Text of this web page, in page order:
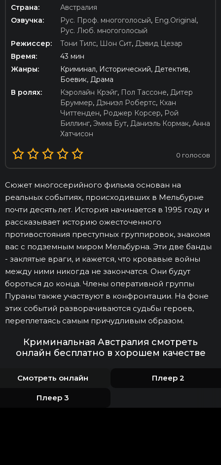
Страна:
Австралия
Озвучка:
Рус. Проф. многоголосый, Eng.Original ,
Рус. Люб. многоголосый
Режиссер:
Тони Тилс, Шон Сит, Дэвид Цезар
Время:
43 мин
Жанры:
Криминал, Исторический, Детектив,
Боевик, Драма
В ролях:
Кэролайн Крэйг, Пол Тассоне, Дитер
Бруммер, Дэниэл Робертс, Кхан
Читтенден, Роджер Корсер, Рой
Биллинг, Эмма Бут, Даниэль Кормак, Анна
Хатчисон
0 голосов
Сюжет многосерийного фильма основан на
реальных событиях, происходивших в Мельбурне
почти десять лет. История начинается в 1995 году и
рассказывает историю ожесточенного
противостояния преступных группировок, знакомя
вас с подземным миром Мельбурна. Эти две банды
- заклятые враги, и кажется, что кровавые войны
между ними никогда не закончатся. Они будут
бороться до конца. Члены оперативной группы
Пураны также участвуют в конфронтации. На фоне
этих событий разворачиваются судьбы героев,
переплетаясь самым причудливым образом.
Криминальная Австралия смотреть
онлайн бесплатно в хорошем качестве
Смотреть онлайн Плеер 2
Плеер 3